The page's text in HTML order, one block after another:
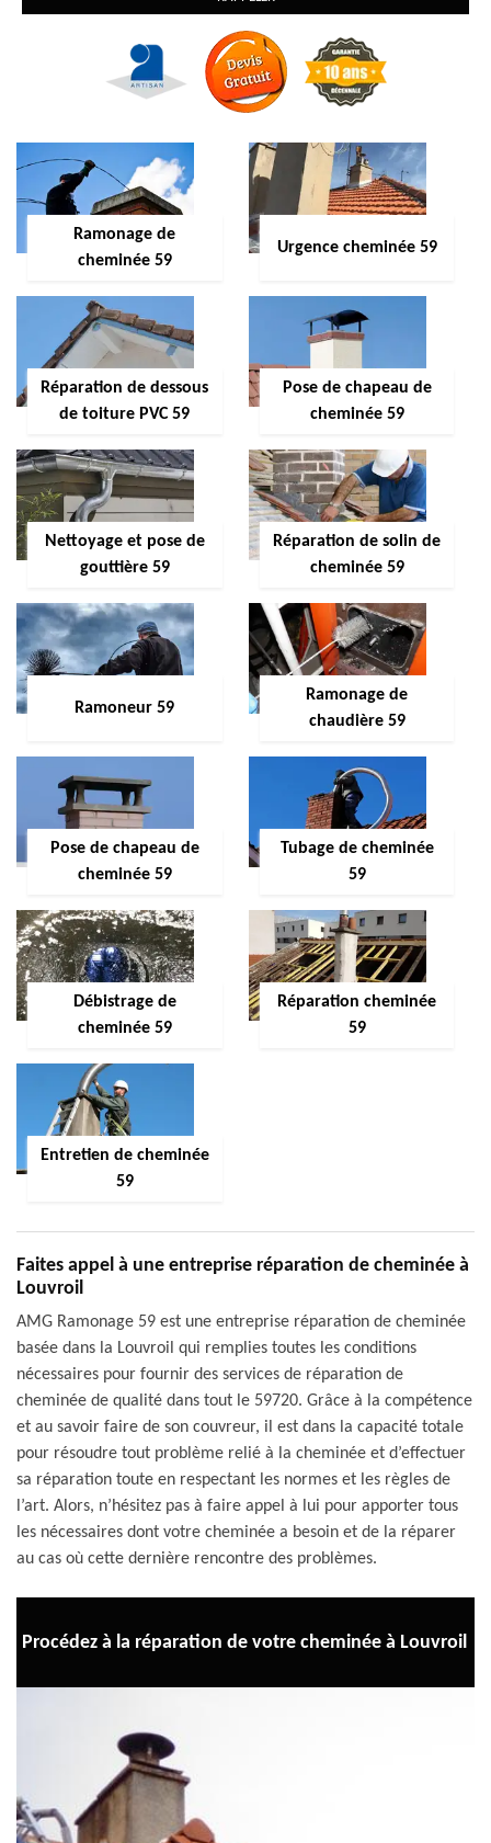
Ramonage de
cheminée 59
Urgence cheminée 59
Réparation de dessous
de toiture PVC 59
Pose de chapeau de
cheminée 59
Nettoyage et pose de
gouttière 59
Réparation de solin de
cheminée 59
Ramoneur 59
Ramonage de
chaudière 59
Pose de chapeau de
cheminée 59
Tubage de cheminée
59
Débistrage de
cheminée 59
Réparation cheminée
59
Entretien de cheminée
59
Faites appel à une entreprise réparation de cheminée à
Louvroil
AMG Ramonage 59 est une entreprise réparation de cheminée
basée dans la Louvroil qui remplies toutes les conditions
nécessaires pour fournir des services de réparation de
cheminée de qualité dans tout le 59720. Grâce à la compétence
et au savoir faire de son couvreur, il est dans la capacité totale
pour résoudre tout problème relié à la cheminée et d’effectuer
sa réparation toute en respectant les normes et les règles de
l’art. Alors, n’hésitez pas à faire appel à lui pour apporter tous
les nécessaires dont votre cheminée a besoin et de la réparer
au cas où cette dernière rencontre des problèmes.
Procédez à la réparation de votre cheminée à Louvroil